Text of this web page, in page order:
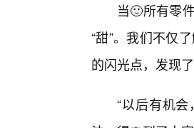
当🙂所有零
“甜”。我们不仅
的闪光点，发现
“以后有机